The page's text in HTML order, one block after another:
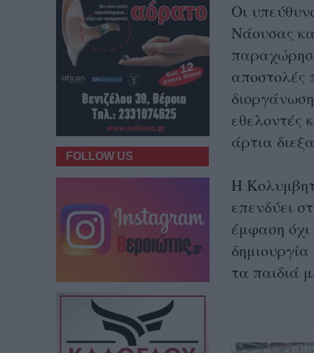
Οι
Νάουσας
αποστολές
εθελοντές
άρτια
Η
επενδύει
έμφαση
τα παιδιά
FOLLOW US